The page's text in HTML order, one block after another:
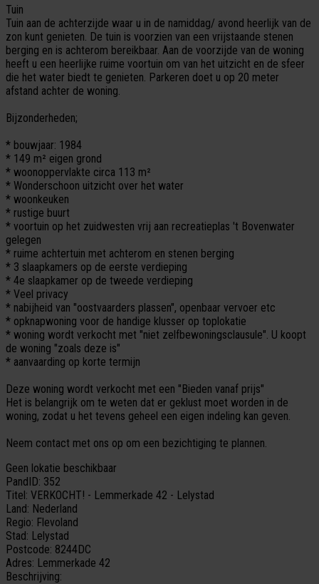
Tuin
Tuin aan de achterzijde waar u in de namiddag/ avond heerlijk van de
zon kunt genieten. De tuin is voorzien van een vrijstaande stenen
berging en is achterom bereikbaar. Aan de voorzijde van de woning
heeft u een heerlijke ruime voortuin om van het uitzicht en de sfeer
die het water biedt te genieten. Parkeren doet u op 20 meter
afstand achter de woning.
Bijzonderheden;
* bouwjaar: 1984
* 149 m² eigen grond
* woonoppervlakte circa 113 m²
* Wonderschoon uitzicht over het water
* woonkeuken
* rustige buurt
* voortuin op het zuidwesten vrij aan recreatieplas 't Bovenwater
gelegen
* ruime achtertuin met achterom en stenen berging
* 3 slaapkamers op de eerste verdieping
* 4e slaapkamer op de tweede verdieping
* Veel privacy
* nabijheid van "oostvaarders plassen", openbaar vervoer etc
* opknapwoning voor de handige klusser op toplokatie
* woning wordt verkocht met "niet zelfbewoningsclausule". U koopt
de woning "zoals deze is"
* aanvaarding op korte termijn
Deze woning wordt verkocht met een "Bieden vanaf prijs"
Het is belangrijk om te weten dat er geklust moet worden in de
woning, zodat u het tevens geheel een eigen indeling kan geven.
Neem contact met ons op om een bezichtiging te plannen.
Geen lokatie beschikbaar
PandID: 352
Titel: VERKOCHT! - Lemmerkade 42 - Lelystad
Land: Nederland
Regio: Flevoland
Stad: Lelystad
Postcode: 8244DC
Adres: Lemmerkade 42
Beschrijving: